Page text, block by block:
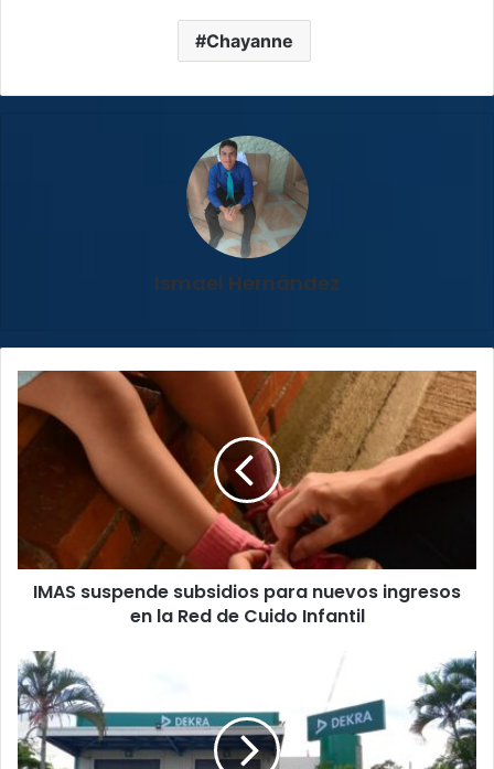
Chayanne
Ismael Hernández
IMAS
suspende
subsidios
para
la
Red
IMAS suspende subsidios para nuevos ingresos
en la Red de Cuido Infantil
Violento
asalto
en
DEKRA
en